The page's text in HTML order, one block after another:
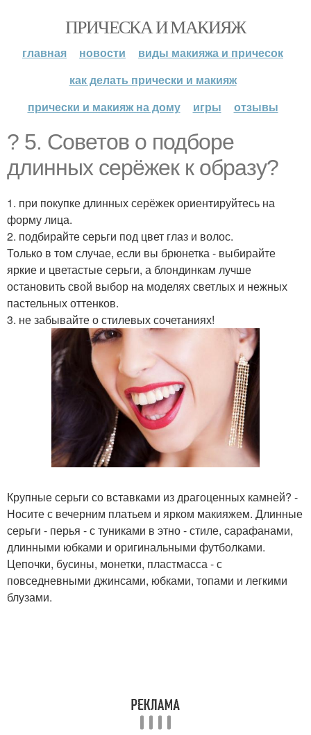
ПРИЧЕСКА И МАКИЯЖ
главная новости
виды макияжа и причесок
как делать прически и макияж
прически и макияж на дому
игры отзывы
? 5. Советов о подборе
длинных серёжек к образу?
1. при покупке длинных серёжек ориентируйтесь на
форму лица.
2. подбирайте серьги под цвет глаз и волос.
Только в том случае, если вы брюнетка - выбирайте
яркие и цветастые серьги, а блондинкам лучше
остановить свой выбор на моделях светлых и нежных
пастельных оттенков.
3. не забывайте о стилевых сочетаниях!
Крупные серьги со вставками из драгоценных камней? -
Носите с вечерним платьем и ярком макияжем. Длинные
серьги - перья - с туниками в этно - стиле, сарафанами,
длинными юбками и оригинальными футболками.
Цепочки, бусины, монетки, пластмасса - с
повседневными джинсами, юбками, топами и легкими
блузами.